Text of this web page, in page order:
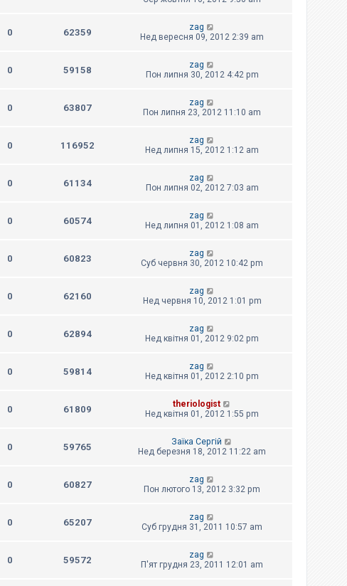
0 62359
zag
Нед вересня 09, 2012 2:39 am
0 59158
zag
Пон липня 30, 2012 4:42 pm
0 63807
zag
Пон липня 23, 2012 11:10 am
0 116952
zag
Нед липня 15, 2012 1:12 am
0 61134
zag
Пон липня 02, 2012 7:03 am
0 60574
zag
Нед липня 01, 2012 1:08 am
0 60823
zag
Суб червня 30, 2012 10:42 pm
0 62160
zag
Нед червня 10, 2012 1:01 pm
0 62894
zag
Нед квітня 01, 2012 9:02 pm
0 59814
zag
Нед квітня 01, 2012 2:10 pm
0 61809
theriologist
Нед квітня 01, 2012 1:55 pm
0 59765
Заїка Сергій
Нед березня 18, 2012 11:22 am
0 60827
zag
Пон лютого 13, 2012 3:32 pm
0 65207
zag
Суб грудня 31, 2011 10:57 am
0 59572
zag
П'ят грудня 23, 2011 12:01 am